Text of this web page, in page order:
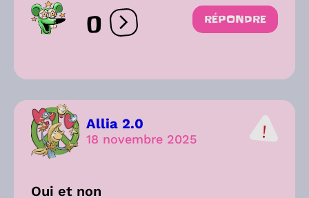
0 Ouvrir les réactions
RÉPONDRE
Allia 2.0
18 novembre 2025
Oui et non